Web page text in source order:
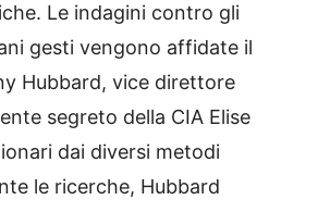
Le indagini contro gli
gesti vengono affidate il
Hubbard, vice direttore
segreto della CIA Elise
dai diversi metodi
le ricerche, Hubbard